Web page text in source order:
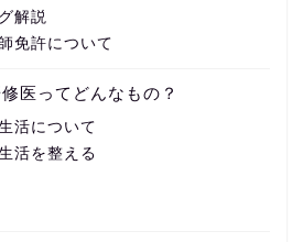
解説
免許について
医ってどんなもの？
活について
活を整える